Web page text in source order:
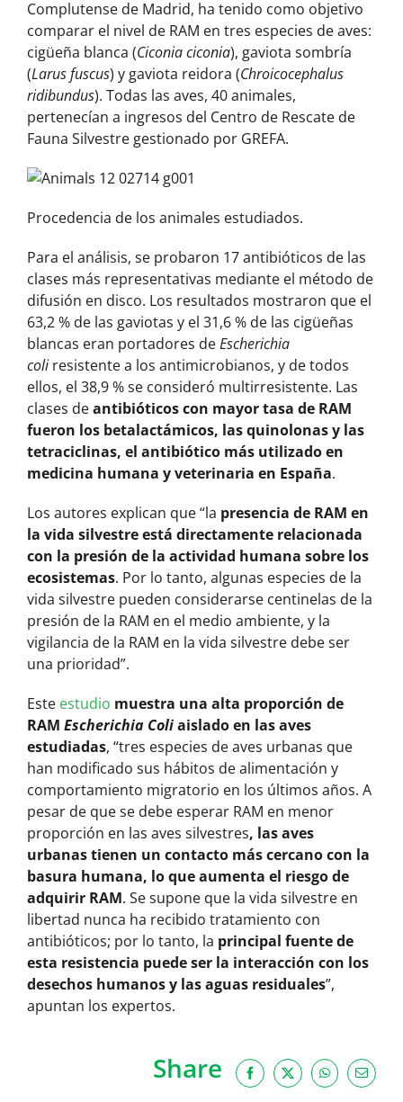
Complutense de Madrid, ha tenido como objetivo
comparar el nivel de RAM en tres especies de aves:
cigüeña blanca (Ciconia ciconia), gaviota sombría
(Larus fuscus) y gaviota reidora (Chroicocephalus
ridibundus). Todas las aves, 40 animales,
pertenecían a ingresos del Centro de Rescate de
Fauna Silvestre gestionado por GREFA.
Procedencia de los animales estudiados.
Para el análisis, se probaron 17 antibióticos de las
clases más representativas mediante el método de
difusión en disco. Los resultados mostraron que el
63,2 % de las gaviotas y el 31,6 % de las cigüeñas
blancas eran portadores deEscherichia
coli resistente a los antimicrobianos, y de todos
ellos, el 38,9 % se consideró multirresistente. Las
clases deantibióticos con mayor tasa de RAM
fueron los betalactámicos, las quinolonas y las
tetraciclinas, el antibiótico más utilizado en
medicina humana y veterinaria en España.
Los autores explican que “la presencia de RAM en
la vida silvestre está directamente relacionada
con la presión de la actividad humana sobre los
ecosistemas. Por lo tanto, algunas especies de la
vida silvestre pueden considerarse centinelas de la
presión de la RAM en el medio ambiente, y la
vigilancia de la RAM en la vida silvestre debe ser
una prioridad”.
Este estudio muestra una alta proporción de
RAM Escherichia Coliaislado en las aves
estudiadas, “tres especies de aves urbanas que
han modificado sus hábitos de alimentación y
comportamiento migratorio en los últimos años. A
pesar de que se debe esperar RAM en menor
proporción en las aves silvestres, las aves
urbanas tienen un contacto más cercano con la
basura humana, lo que aumenta el riesgo de
adquirir RAM. Se supone que la vida silvestre en
libertad nunca ha recibido tratamiento con
antibióticos; por lo tanto, la principal fuente de
esta resistencia puede ser la interacción con los
desechos humanos y las aguas residuales”,
apuntan los expertos.
Share Facebook
X WhatsApp
Email